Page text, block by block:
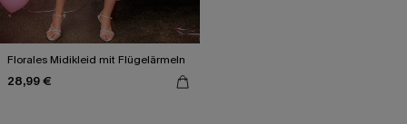
Florales Midikleid mit Flügelärmeln
28,99 €